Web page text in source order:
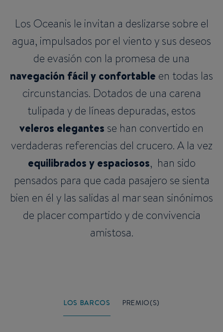
Los Oceanis le invitan a deslizarse sobre el
agua, impulsados por el viento y sus deseos
de evasión con la promesa de una
navegación fácil y confortable en todas las
circunstancias. Dotados de una carena
tulipada y de líneas depuradas, estos
veleros elegantes se han convertido en
verdaderas referencias del crucero. A la vez
equilibrados y espaciosos, han sido
pensados para que cada pasajero se sienta
bien en él y las salidas al mar sean sinónimos
de placer compartido y de convivencia
amistosa.
LOS BARCOS PREMIO(S)